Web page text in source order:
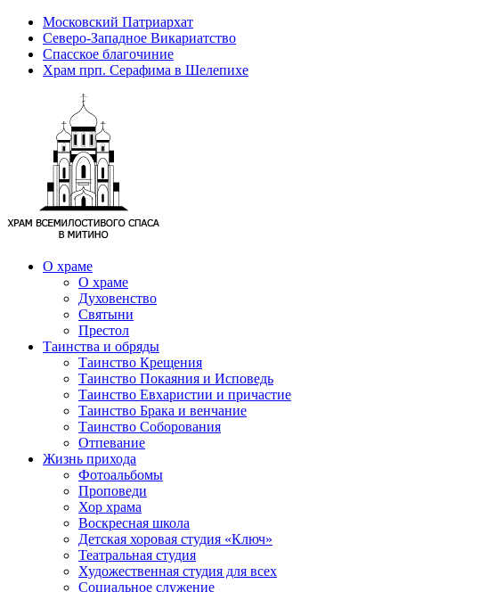
Московский Патриархат
Северо-Западное Викариатство
Спасское благочиние
Храм прп. Серафима в Шелепихе
О храме
О храме
Духовенство
Святыни
Престол
Таинства и обряды
Таинство Крещения
Таинство Покаяния и Исповедь
Таинство Евхаристии и причастие
Таинство Брака и венчание
Таинство Соборования
Отпевание
Жизнь прихода
Фотоальбомы
Проповеди
Хор храма
Воскресная школа
Детская хоровая студия «Ключ»
Театральная студия
Х​удожественная студия для всех
Социальное служение